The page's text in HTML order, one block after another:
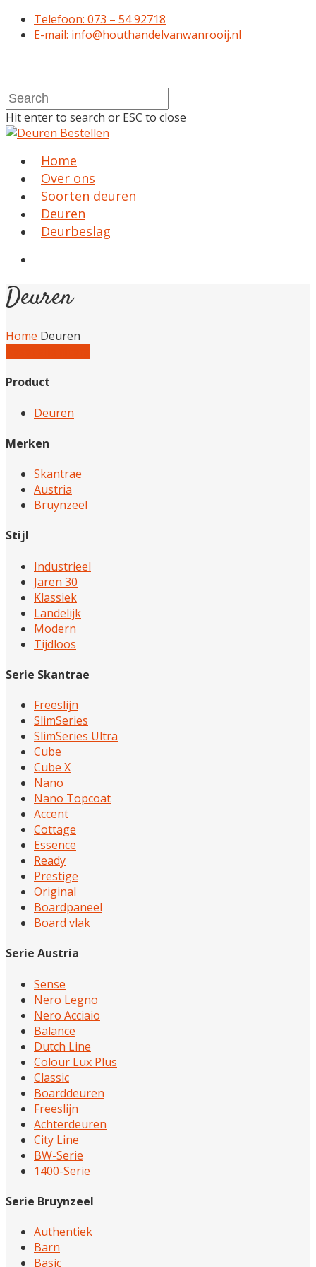
Telefoon: 073 – 54 92718
E-mail: info@houthandelvanwanrooij.nl
Hit enter to search or ESC to close
Home
Over ons
Soorten deuren
Deuren
Deurbeslag
Deuren
Home Deuren
Product
Deuren
Merken
Skantrae
Austria
Bruynzeel
Stijl
Industrieel
Jaren 30
Klassiek
Landelijk
Modern
Tijdloos
Serie Skantrae
Freeslijn
SlimSeries
SlimSeries Ultra
Cube
Cube X
Nano
Nano Topcoat
Accent
Cottage
Essence
Ready
Prestige
Original
Boardpaneel
Board vlak
Serie Austria
Sense
Nero Legno
Nero Acciaio
Balance
Dutch Line
Colour Lux Plus
Classic
Boarddeuren
Freeslijn
Achterdeuren
City Line
BW-Serie
1400-Serie
Serie Bruynzeel
Authentiek
Barn
Basic